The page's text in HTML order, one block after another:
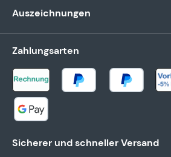
Auszeichnungen
Zahlungsarten
Sicherer und schneller Versand